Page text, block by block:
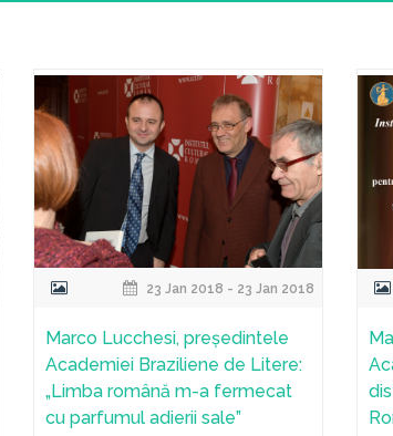
23 Jan 2018 - 23 Jan 2018
Marco Lucchesi, președintele
Academiei Braziliene de Litere:
„Limba română m-a fermecat
cu parfumul adierii sale”